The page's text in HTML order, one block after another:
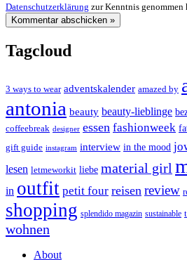
Datenschutzerklärung zur Kenntnis genommen
Tagcloud
3 ways to wear adventskalender amazed by
antonia beauty beauty-lieblinge
coffeebreak designer essen fashionweek
gift guide instagram interview in the mood
lesen letmeworkit liebe material girl
in outfit petit four reisen review
shopping splendido magazin sustainable
wohnen
About